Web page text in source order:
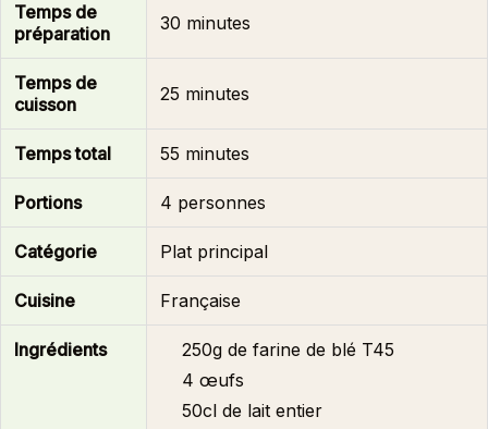
Temps de
préparation
30 minutes
Temps de
cuisson
25 minutes
Temps total 55 minutes
Portions 4 personnes
Catégorie Plat principal
Cuisine Française
Ingrédients
250g de farine de blé T45
4 œufs
50cl de lait entier